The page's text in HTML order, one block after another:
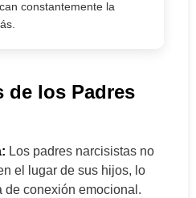
constantemente la
de los Padres
Los padres narcisistas no
el lugar de sus hijos, lo
de conexión emocional.